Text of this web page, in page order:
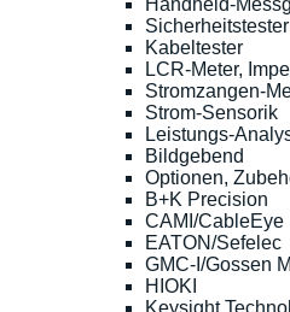
Sicherheitstester
Kabeltester
LCR-Meter,
Stromzangen-
Strom-Sensorik
Leistungs-
Bildgebend
Optionen,
B+K Precision
CAMI/CableEye
EATON/Sefelec
GMC-I/Gossen
HIOKI
Keysight